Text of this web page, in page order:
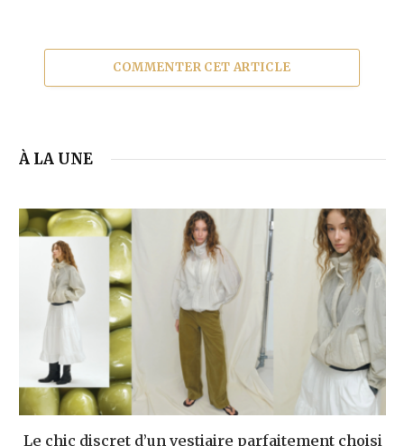
COMMENTER CET ARTICLE
À LA UNE
Le chic discret d’un vestiaire parfaitement choisi